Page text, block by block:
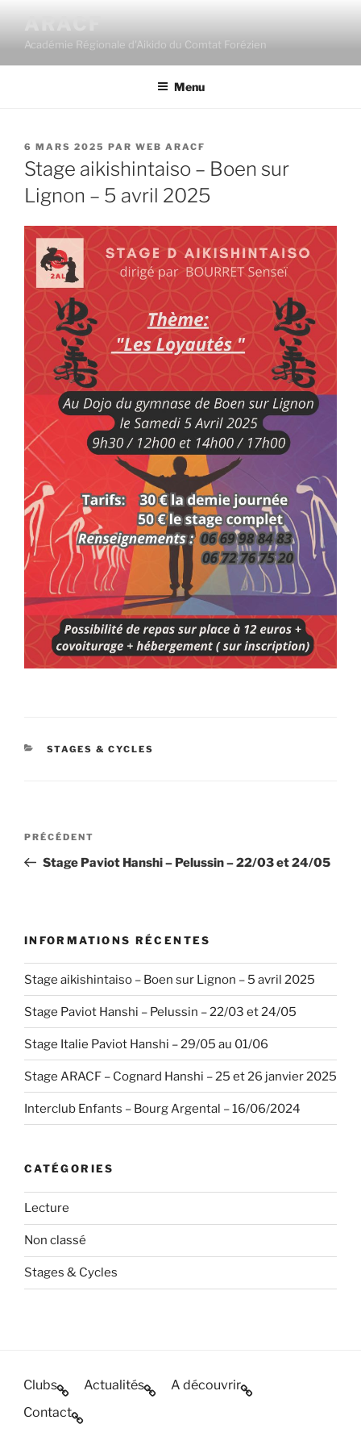
contenu
principal
Académie Régionale d'Aikido du Comtat Forézien
Menu
PUBLIÉ
LE
6 MARS 2025 PAR WEB ARACF
Stage aikishintaiso – Boen sur
Lignon – 5 avril 2025
CATÉGORIES
STAGES & CYCLES
Navigation
l’article
Article
précédent
PRÉCÉDENT
Stage Paviot Hanshi – Pelussin – 22/03 et 24/05
INFORMATIONS RÉCENTES
Stage aikishintaiso – Boen sur Lignon – 5 avril 2025
Stage Paviot Hanshi – Pelussin – 22/03 et 24/05
Stage Italie Paviot Hanshi – 29/05 au 01/06
Stage ARACF – Cognard Hanshi – 25 et 26 janvier 2025
Interclub Enfants – Bourg Argental – 16/06/2024
CATÉGORIES
Lecture
Non classé
Stages & Cycles
Clubs Actualités
A découvrir
Contact